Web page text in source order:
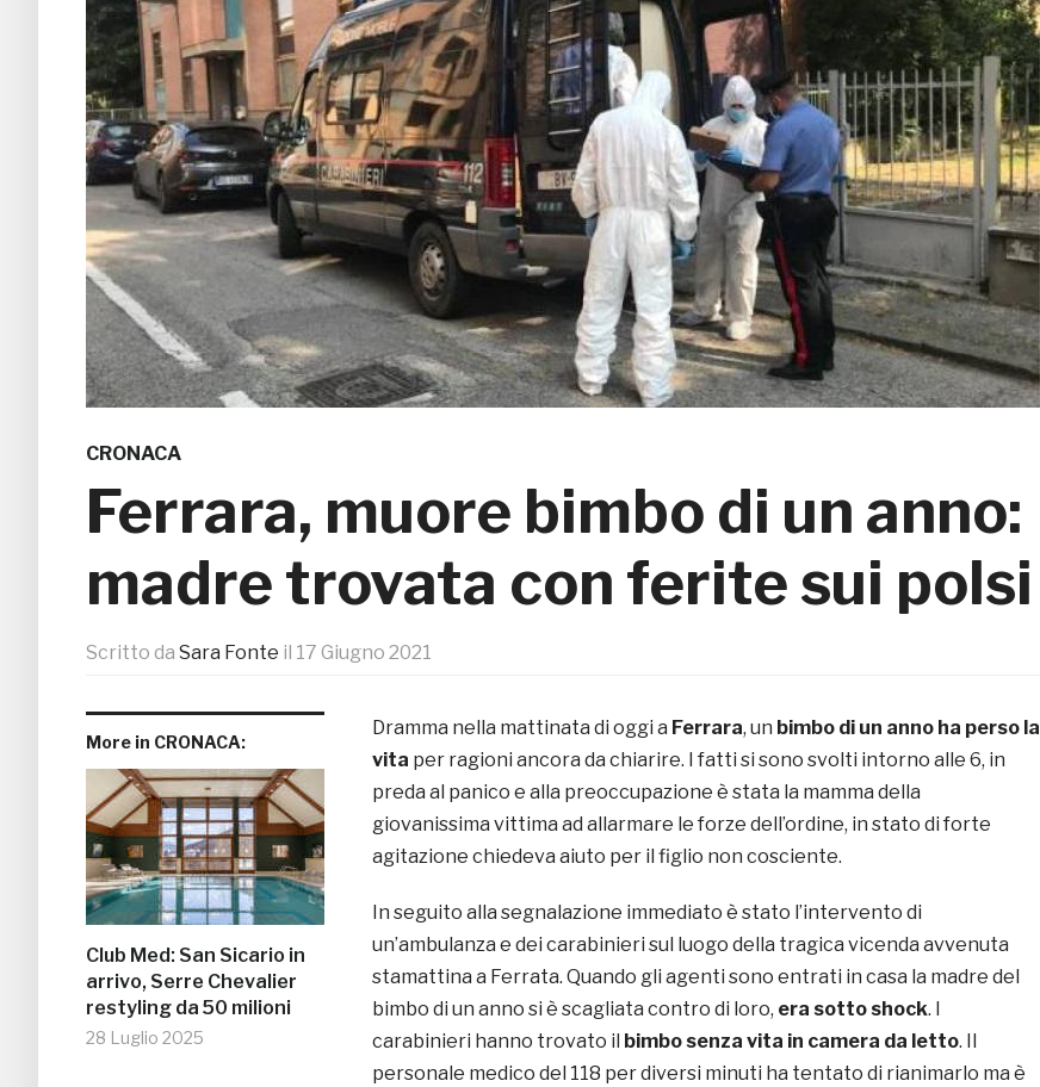
CRONACA
Ferrara, muore bimbo di un anno:
madre trovata con ferite sui polsi
Scritto da Sara Fonte il 17 Giugno 2021
More in CRONACA:
Club Med: San Sicario in
arrivo, Serre Chevalier
restyling da 50 milioni
28 Luglio 2025
Dramma nella mattinata di oggi a Ferrara, un bimbo di un anno ha perso la
vita per ragioni ancora da chiarire. I fatti si sono svolti intorno alle 6, in
preda al panico e alla preoccupazione è stata la mamma della
giovanissima vittima ad allarmare le forze dell’ordine, in stato di forte
agitazione chiedeva aiuto per il figlio non cosciente.
In seguito alla segnalazione immediato è stato l’intervento di
un’ambulanza e dei carabinieri sul luogo della tragica vicenda avvenuta
stamattina a Ferrata. Quando gli agenti sono entrati in casa la madre del
bimbo di un anno si è scagliata contro di loro, era sotto shock. I
carabinieri hanno trovato il bimbo senza vita in camera da letto. Il
personale medico del 118 per diversi minuti ha tentato di rianimarlo ma è